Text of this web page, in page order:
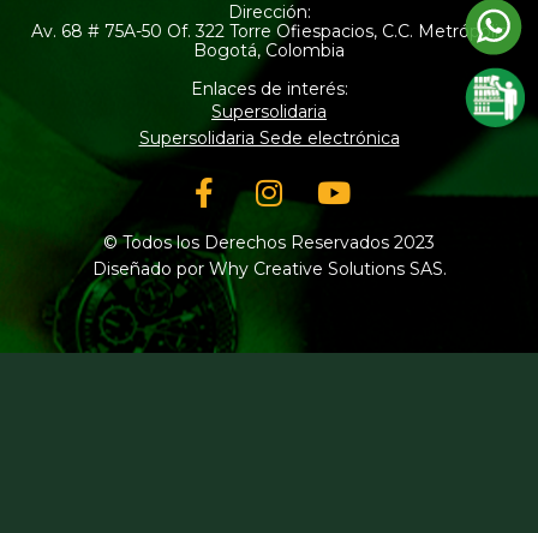
Dirección:
Av. 68 # 75A-50 Of. 322 Torre Ofiespacios, C.C. Metrópolis
Bogotá, Colombia
Enlaces de interés:
Supersolidaria
Supersolidaria Sede electrónica
Facebook-
f
Instagram
Youtube
© Todos los Derechos Reservados 2023
Diseñado por Why Creative Solutions SAS.